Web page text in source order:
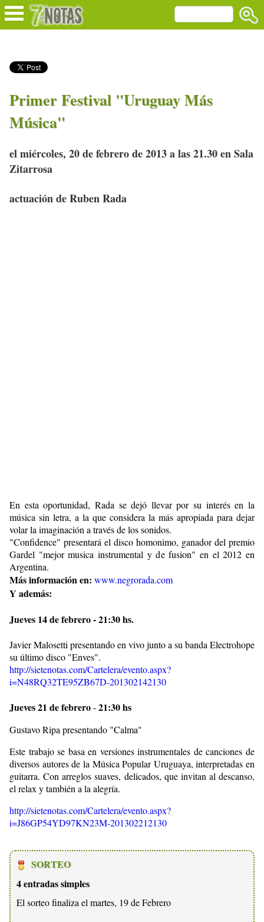
Primer Festival "Uruguay Más
Música"
el miércoles, 20 de febrero de 2013 a las 21.30 en Sala
Zitarrosa
actuación de Ruben Rada
En esta oportunidad, Rada se dejó llevar por su interés en la
música sin letra, a la que considera la más apropiada para dejar
volar la imaginación a través de los sonidos.
"Confidence" presentará el disco homonimo, ganador del premio
Gardel "mejor musica instrumental y de fusion" en el 2012 en
Argentina.
Más información en: www.negrorada.com
Y además:
Jueves 14 de febrero - 21:30 hs.
Javier Malosetti presentando en vivo junto a su banda Electrohope
su último disco "Enves".
http://sietenotas.com/Cartelera/evento.aspx?
i=N48RQ32TE95ZB67D-201302142130
Jueves 21 de febrero-21:30 hs
Gustavo Ripa presentando "Calma"
Este trabajo se basa en versiones instrumentales de canciones de
diversos autores de la Música Popular Uruguaya, interpretadas en
guitarra. Con arreglos suaves, delicados, que invitan al descanso,
el relax y también a la alegría.
http://sietenotas.com/Cartelera/evento.aspx?
i=J86GP54YD97KN23M-201302212130
SORTEO
4 entradas simples
El sorteo finaliza el martes, 19 de Febrero